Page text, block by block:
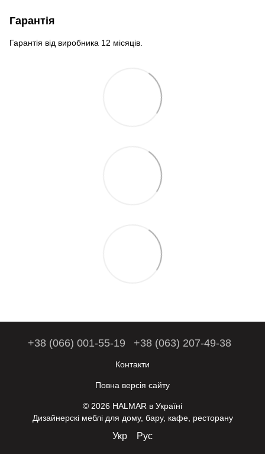
Гарантія
Гарантія від виробника 12 місяців.
+38 (066) 001-55-19 +38 (063) 207-49-38
Контакти
Повна версія сайту
© 2026 HALMAR в Україні
Дизайнерскі меблі для дому, бару, кафе, ресторану
Укр Рус